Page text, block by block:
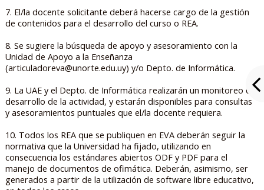
7. El/la docente solicitante deberá hacerse cargo de la gestión
de contenidos para el desarrollo del curso o REA.
8. Se sugiere la búsqueda de apoyo y asesoramiento con la
Unidad de Apoyo a la Enseñanza
(articuladoreva@unorte.edu.uy) y/o Depto. de Informática.
9. La UAE y el Depto. de Informática realizarán un monitoreo del
desarrollo de la actividad, y estarán disponibles para consultas
y asesoramientos puntuales que el/la docente requiera.
10. Todos los REA que se publiquen en EVA deberán seguir la
normativa que la Universidad ha fijado, utilizando en
consecuencia los estándares abiertos ODF y PDF para el
manejo de documentos de ofimática. Deberán, asimismo, ser
generados a partir de la utilización de software libre educativo,